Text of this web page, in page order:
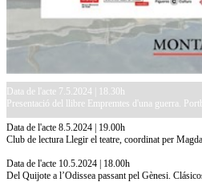
Data de l'acte 7.5.2024 | 18.30h
Presentació del llibre Empremtes d'una guerra.
Data de l'acte 8.5.2024 | 19.00h
Club de lectura Llegir el teatre, coordinat per
Data de l'acte 10.5.2024 | 18.00h
Del Quijote a l’Odissea passant pel Gènesi.